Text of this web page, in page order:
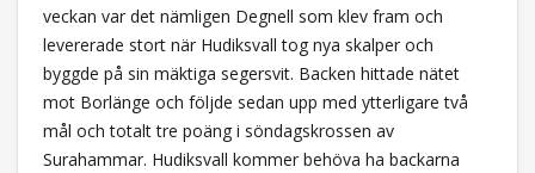
veckan var det nämligen Degnell som klev fram och
levererade stort när Hudiksvall tog nya skalper och
byggde på sin mäktiga segersvit. Backen hittade nätet
mot Borlänge och följde sedan upp med ytterligare två
mål och totalt tre poäng i söndagskrossen av
Surahammar. Hudiksvall kommer behöva ha backarna